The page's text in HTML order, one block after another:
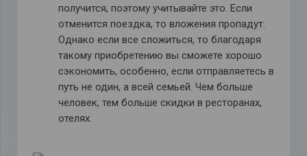
получится, поэтому учитывайте это. Если
отменится поездка, то вложения пропадут.
Однако если все сложиться, то благодаря
такому приобретению вы сможете хорошо
сэкономить, особенно, если отправляетесь в
путь не один, а всей семьей. Чем больше
человек, тем больше скидки в ресторанах,
отелях.